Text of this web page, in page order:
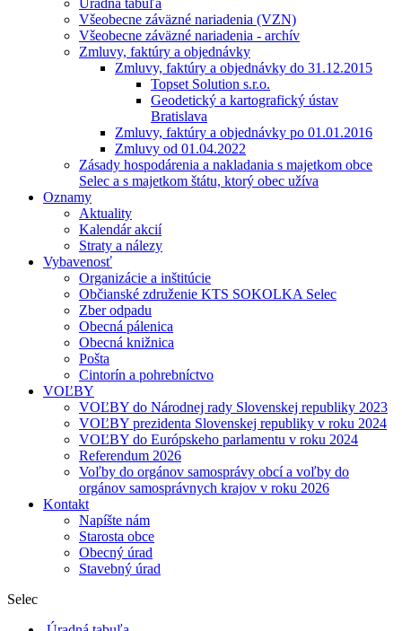
Úradná tabuľa
Všeobecne záväzné nariadenia (VZN)
Všeobecne záväzné nariadenia - archív
Zmluvy, faktúry a objednávky
Zmluvy, faktúry a objednávky do 31.12.2015
Topset Solution s.r.o.
Geodetický a kartografický ústav
Bratislava
Zmluvy, faktúry a objednávky po 01.01.2016
Zmluvy od 01.04.2022
Zásady hospodárenia a nakladania s majetkom obce
Selec a s majetkom štátu, ktorý obec užíva
Oznamy
Aktuality
Kalendár akcií
Straty a nálezy
Vybavenosť
Organizácie a inštitúcie
Občianské združenie KTS SOKOLKA Selec
Zber odpadu
Obecná pálenica
Obecná knižnica
Pošta
Cintorín a pohrebníctvo
VOĽBY
VOĽBY do Národnej rady Slovenskej republiky 2023
VOĽBY prezidenta Slovenskej republiky v roku 2024
VOĽBY do Európskeho parlamentu v roku 2024
Referendum 2026
Voľby do orgánov samosprávy obcí a voľby do
orgánov samosprávnych krajov v roku 2026
Kontakt
Napíšte nám
Starosta obce
Obecný úrad
Stavebný úrad
Selec